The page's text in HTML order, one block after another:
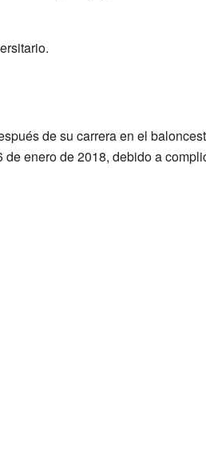
de su carrera en el
enero de 2018, debido a